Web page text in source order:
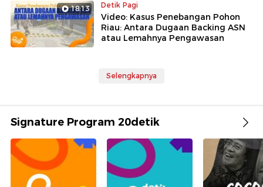
18:13 Detik Pagi
Video: Kasus Penebangan Pohon
Riau: Antara Dugaan Backing ASN
atau Lemahnya Pengawasan
Selengkapnya
Signature Program 20detik